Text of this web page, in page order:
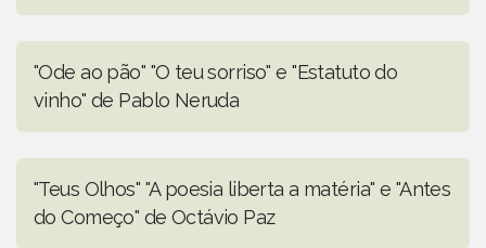
"Ode ao pão" "O teu sorriso" e "Estatuto do
vinho" de Pablo Neruda
"Teus Olhos" "A poesia liberta a matéria" e "Antes
do Começo" de Octávio Paz